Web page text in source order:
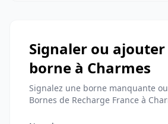
Signaler ou
borne à Charmes
Signalez une borne manquante
Bornes de Recharge France à